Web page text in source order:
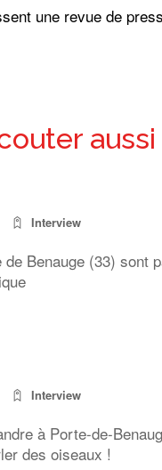
une revue de
aussi
Interview
de Benauge (33) sont
Interview
à Porte-de-
des oiseaux !